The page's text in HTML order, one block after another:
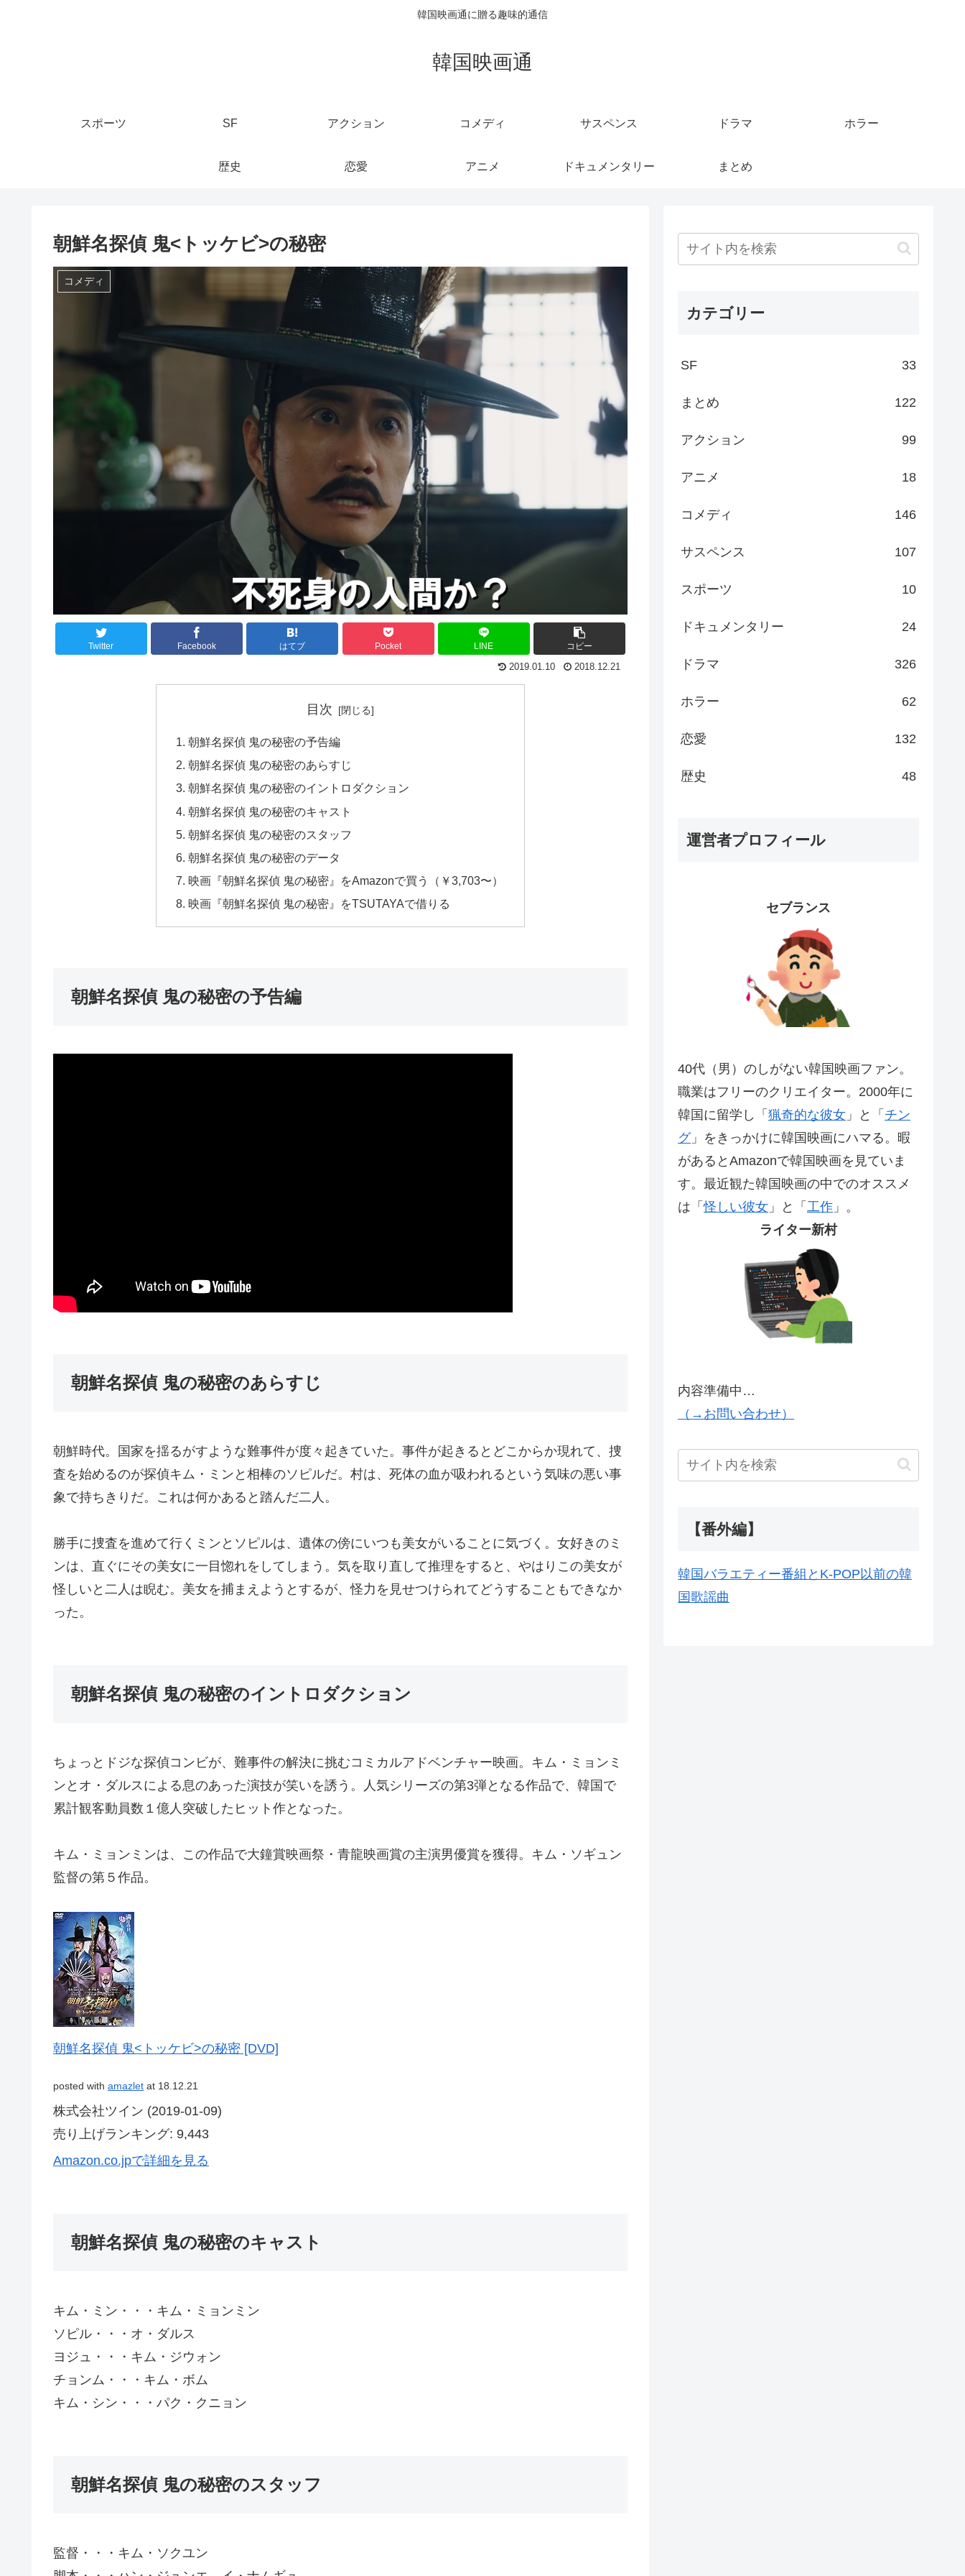
韓国映画通に贈る趣味的通信
韓国映画通
スポーツ SF アクション コメディ サスペンス ドラマ ホラー
歴史 恋愛 アニメ ドキュメンタリー まとめ
朝鮮名探偵 鬼<トッケビ>の秘密
コメディ
Twitter Facebook はてブ Pocket LINE コピー
2019.01.10 2018.12.21
目次
朝鮮名探偵 鬼の秘密の予告編
朝鮮名探偵 鬼の秘密のあらすじ
朝鮮名探偵 鬼の秘密のイントロダクション
朝鮮名探偵 鬼の秘密のキャスト
朝鮮名探偵 鬼の秘密のスタッフ
朝鮮名探偵 鬼の秘密のデータ
映画『朝鮮名探偵 鬼の秘密』をAmazonで買う（￥3,703〜）
映画『朝鮮名探偵 鬼の秘密』をTSUTAYAで借りる
朝鮮名探偵 鬼の秘密の予告編
朝鮮名探偵 鬼の秘密のあらすじ
朝鮮時代。国家を揺るがすような難事件が度々起きていた。事件が起きるとどこからか現れて、捜
査を始めるのが探偵キム・ミンと相棒のソピルだ。村は、死体の血が吸われるという気味の悪い事
象で持ちきりだ。これは何かあると踏んだ二人。
勝手に捜査を進めて行くミンとソピルは、遺体の傍にいつも美女がいることに気づく。女好きのミ
ンは、直ぐにその美女に一目惚れをしてしまう。気を取り直して推理をすると、やはりこの美女が
怪しいと二人は睨む。美女を捕まえようとするが、怪力を見せつけられてどうすることもできなか
った。
朝鮮名探偵 鬼の秘密のイントロダクション
ちょっとドジな探偵コンビが、難事件の解決に挑むコミカルアドベンチャー映画。キム・ミョンミ
ンとオ・ダルスによる息のあった演技が笑いを誘う。人気シリーズの第3弾となる作品で、韓国で
累計観客動員数１億人突破したヒット作となった。
キム・ミョンミンは、この作品で大鐘賞映画祭・青龍映画賞の主演男優賞を獲得。キム・ソギュン
監督の第５作品。
朝鮮名探偵 鬼<トッケビ>の秘密 [DVD]
posted with amazlet at 18.12.21
株式会社ツイン (2019-01-09)
売り上げランキング: 9,443
Amazon.co.jpで詳細を見る
朝鮮名探偵 鬼の秘密のキャスト
キム・ミン・・・キム・ミョンミン
ソピル・・・オ・ダルス
ヨジュ・・・キム・ジウォン
チョンム・・・キム・ボム
キム・シン・・・パク・クニョン
朝鮮名探偵 鬼の秘密のスタッフ
監督・・・キム・ソクユン
カテゴリー
SF 33
まとめ 122
アクション 99
アニメ 18
コメディ 146
サスペンス 107
スポーツ 10
ドキュメンタリー 24
ドラマ 326
ホラー 62
恋愛 132
歴史 48
運営者プロフィール
セブランス
40代（男）のしがない韓国映画ファン。
職業はフリーのクリエイター。2000年に
韓国に留学し「 猟奇的な彼女 」と「 チン
グ」をきっかけに韓国映画にハマる。暇
があるとAmazonで韓国映画を見ていま
す。最近観た韓国映画の中でのオススメ
は「怪しい彼女 」と「 工作 」。
ライター新村
内容準備中…
（→お問い合わせ）
【番外編】
韓国バラエティー番組とK-POP以前の韓
国歌謡曲